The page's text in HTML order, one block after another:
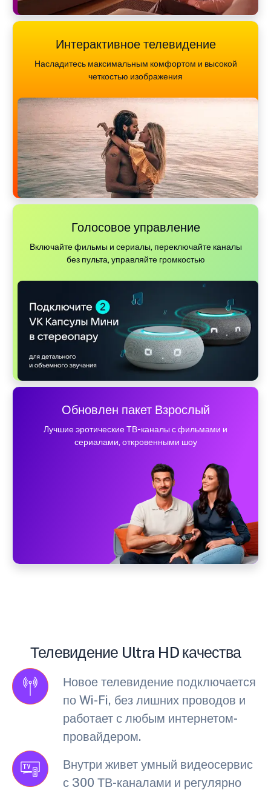
Интерактивное телевидение
Насладитесь максимальным комфортом и высокой
четкостью изображения
Голосовое управление
Включайте фильмы и сериалы, переключайте каналы
без пульта, управляйте громкостью
Обновлен пакет Взрослый
Лучшие эротические ТВ-каналы с фильмами и
сериалами, откровенными шоу
Телевидение Ultra HD качества
Новое телевидение подключается
по Wi-Fi, без лишних проводов и
работает с любым интернетом-
провайдером.
Внутри живет умный видеосервис
с 300 ТВ-каналами и регулярно